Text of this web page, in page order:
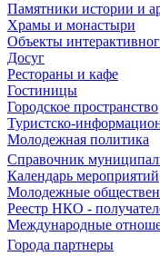
Памятники истории и
Храмы и монастыри
Объекты
Досуг
Рестораны и кафе
Гостиницы
Городское пространство
Туристско-
Молодежная политика
Справочник
Календарь мероприятий
Молодежные
Реестр НКО -
Международные
Города партнеры